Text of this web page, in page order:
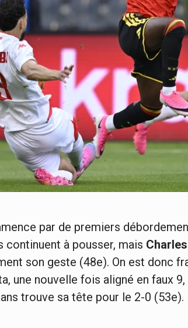
par de premiers
continuent à pousser, mais
son geste (48e). On est donc
une nouvelle fois aligné en faux
trouve sa tête pour le 2-0 (53e).